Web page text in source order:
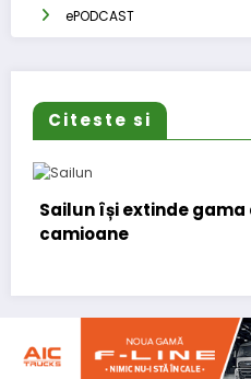
ePODCAST
Citeste si
pentru
Lars